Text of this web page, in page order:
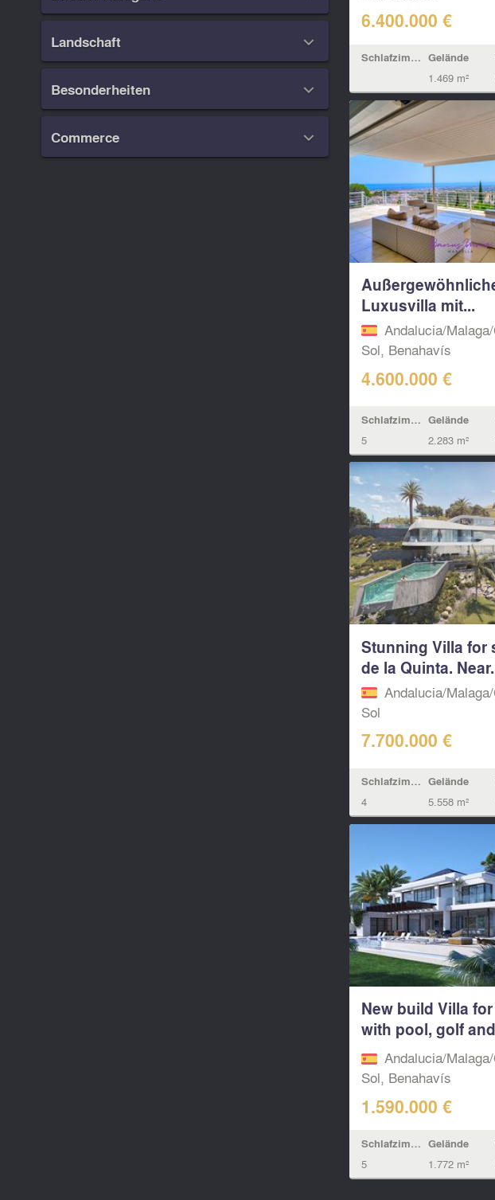
Landschaft 
Besonderheiten 
Commerce 
6.400.000 €
Schlafzimmern Gelände
1.469 m²
Luxusvilla mit...
Andalucia/
Sol, Benahavís
4.600.000 €
Schlafzimmern
5
Gelände
2.283 m²
Stunning Villa for
de la Quinta.
Andalucia/
Sol
7.700.000 €
Schlafzimmern
4
Gelände
5.558 m²
New build Villa
with pool, golf
view...Andalucia/
Sol, Benahavís
1.590.000 €
Schlafzimmern
5
Gelände
1.772 m²